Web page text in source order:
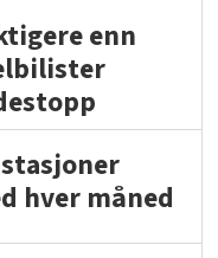
enn
hver måned